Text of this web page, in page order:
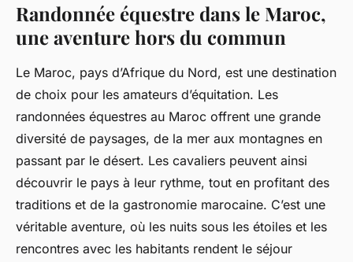
Randonnée équestre dans le Maroc,
une aventure hors du commun
Le Maroc, pays d’Afrique du Nord, est une destination
de choix pour les amateurs d’équitation. Les
randonnées équestres au Maroc offrent une grande
diversité de paysages, de la mer aux montagnes en
passant par le désert. Les cavaliers peuvent ainsi
découvrir le pays à leur rythme, tout en profitant des
traditions et de la gastronomie marocaine. C’est une
véritable aventure, où les nuits sous les étoiles et les
rencontres avec les habitants rendent le séjour